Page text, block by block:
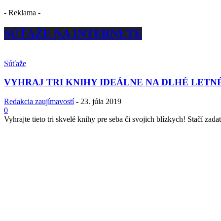
- Reklama -
SÚŤAŽE NA INTERNETE
Súťaže
VYHRAJ TRI KNIHY IDEÁLNE NA DLHÉ
Redakcia zaujímavostí - 23. júla 2019
0
Vyhrajte tieto tri skvelé knihy pre seba či svojich blízkych! Stačí